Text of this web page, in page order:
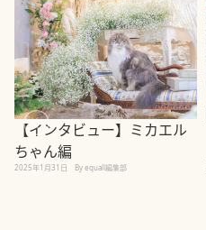
【インタビュー】ミカエル
ちゃん編
2025年1月31日 By equall編集部